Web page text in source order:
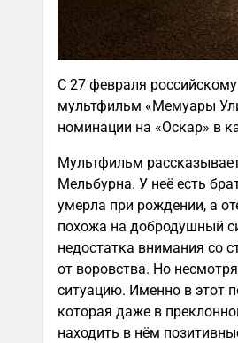
С 27 февраля
мультфильм «Мемуары
номинации на «Оскар» в
Мультфильм
Мельбурна. У неё есть
умерла при рождении, а
похожа на добродушный
недостатка внимания со
от воровства. Но
ситуацию. Именно в этот
которая даже в
находить в нём